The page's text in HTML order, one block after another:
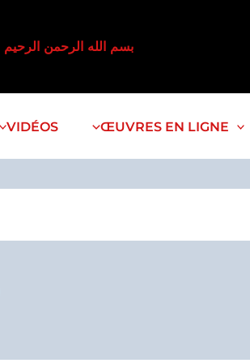
بسم الله الرحمن الرحيم
VIDÉOS ŒUVRES EN LIGNE